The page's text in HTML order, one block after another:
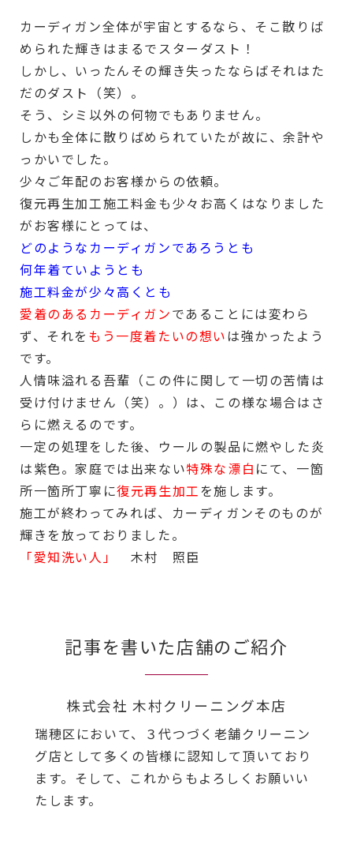
カーディガン全体が宇宙とするなら、そこ散りば
められた輝きはまるでスターダスト！
しかし、いったんその輝き失ったならばそれはた
だのダスト（笑）。
そう、シミ以外の何物でもありません。
しかも全体に散りばめられていたが故に、余計や
っかいでした。
少々ご年配のお客様からの依頼。
復元再生加工施工料金も少々お高くはなりました
がお客様にとっては、
どのようなカーディガンであろうとも
何年着ていようとも
施工料金が少々高くとも
愛着のあるカーディガンであることには変わら
ず、それを もう一度着たいの想いは強かったよう
です。
人情味溢れる吾輩（この件に関して一切の苦情は
受け付けません（笑）。）は、この様な場合はさ
らに燃えるのです。
一定の処理をした後、ウールの製品に燃やした炎
は紫色。家庭では出来ない特殊な漂白 にて、一箇
所一箇所丁寧に復元再生加工を施します。
施工が終わってみれば、カーディガンそのものが
輝きを放っておりました。
「愛知洗い人」
木村 照臣
記事を書いた店舗のご紹介
株式会社 木村クリーニング本店
瑞穂区において、３代つづく老舗クリーニン
グ店として多くの皆様に認知して頂いており
ます。そして、これからもよろしくお願いい
たします。